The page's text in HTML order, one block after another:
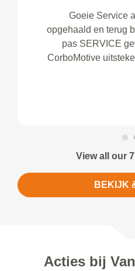
Goeie Service
opgehaald en terug
pas SERVICE
CorboMotive
View all our
BEKIJK
Acties bij